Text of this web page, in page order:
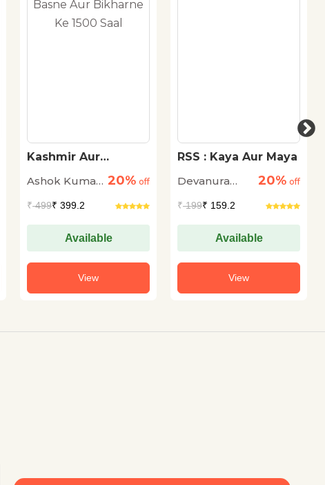
Kashmir Aur
Basne Aur Bikharne
Ashok Kumar 20% off
₹499₹ 399.2
Available
View
RSS : Kaya Aur Maya
Devanura
20% off
₹199₹ 159.2
Available
View